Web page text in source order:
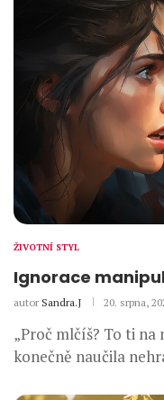
ŽIVOTNÍ STYL
Ignorace
autor Sandra.J 20. srpna,
„Proč mlčíš? To ti na
konečně naučila